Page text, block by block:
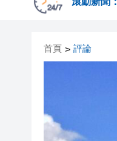
首頁 > 評論